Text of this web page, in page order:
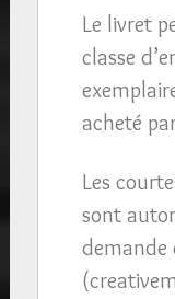
Le livret
classe
acheté
Les
sont
demande